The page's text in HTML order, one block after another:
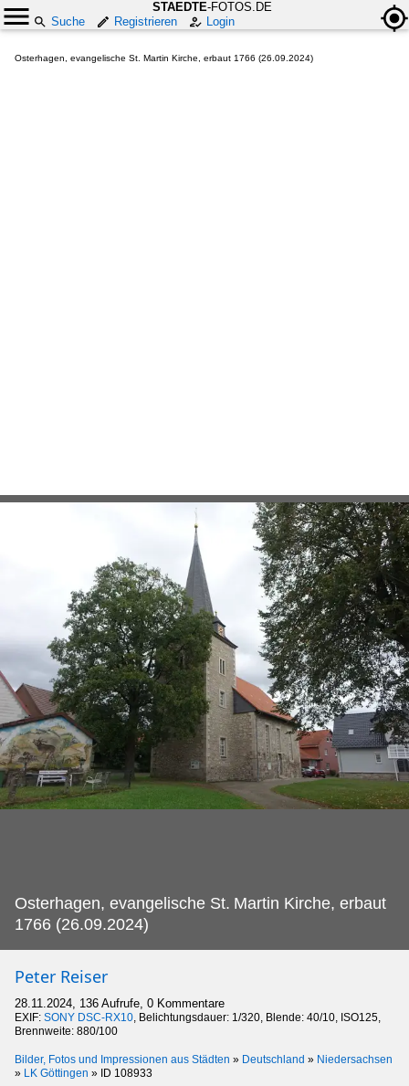
STAEDTE-FOTOS.DE
Suche
Registrieren Login
Osterhagen, evangelische St. Martin Kirche, erbaut 1766 (26.09.2024)
Osterhagen, evangelische St. Martin Kirche, erbaut
1766 (26.09.2024)
Peter Reiser
28.11.2024, 136 Aufrufe, 0 Kommentare
EXIF: SONY DSC-RX10, Belichtungsdauer: 1/320, Blende: 40/10, ISO125,
Brennweite: 880/100
Bilder, Fotos und Impressionen aus Städten » Deutschland » Niedersachsen
» LK Göttingen » ID 108933